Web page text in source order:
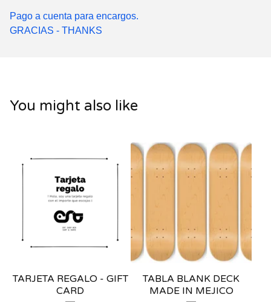
Pago a cuenta para encargos.
GRACIAS - THANKS
You might also like
TARJETA REGALO - GIFT
CARD
TABLA BLANK DECK
MADE IN MEJICO